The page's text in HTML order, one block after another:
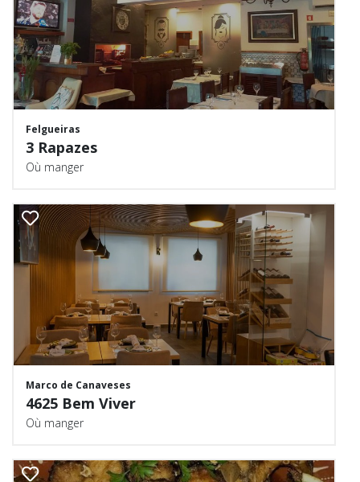
Felgueiras
3 Rapazes
Où manger
Marco de Canaveses
4625 Bem Viver
Où manger